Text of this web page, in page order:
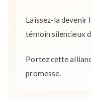
Laissez-la devenir
témoin silencieux
Portez cette
promesse.